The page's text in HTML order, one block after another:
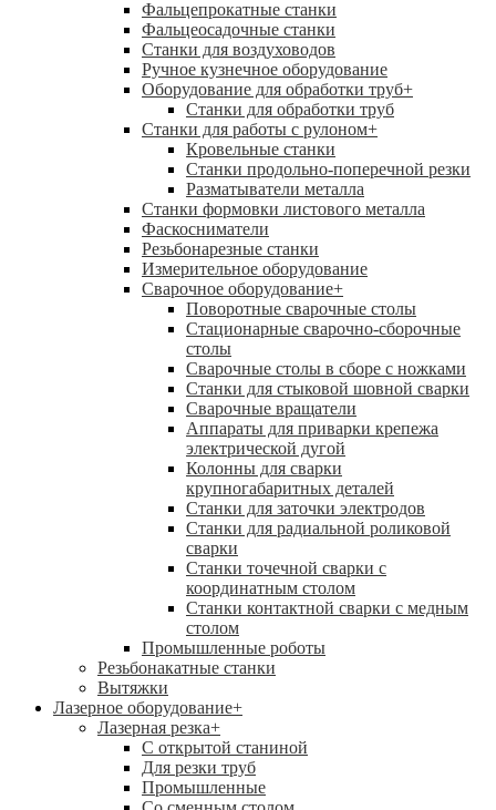
Фальцепрокатные станки
Фальцеосадочные станки
Станки для воздуховодов
Ручное кузнечное оборудование
Оборудование для обработки труб+
Станки для обработки труб
Станки для работы с рулоном+
Кровельные станки
Станки продольно-поперечной резки
Разматыватели металла
Станки формовки листового металла
Фаскосниматели
Резьбонарезные станки
Измерительное оборудование
Сварочное оборудование+
Поворотные сварочные столы
Стационарные сварочно-сборочные
столы
Сварочные столы в сборе с ножками
Станки для стыковой шовной сварки
Сварочные вращатели
Аппараты для приварки крепежа
электрической дугой
Колонны для сварки
крупногабаритных деталей
Станки для заточки электродов
Станки для радиальной роликовой
сварки
Станки точечной сварки с
координатным столом
Станки контактной сварки с медным
столом
Промышленные роботы
Резьбонакатные станки
Вытяжки
Лазерное оборудование+
Лазерная резка+
С открытой станиной
Для резки труб
Промышленные